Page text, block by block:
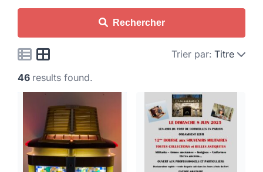
Rechercher
Trier par: Titre
46 results found.